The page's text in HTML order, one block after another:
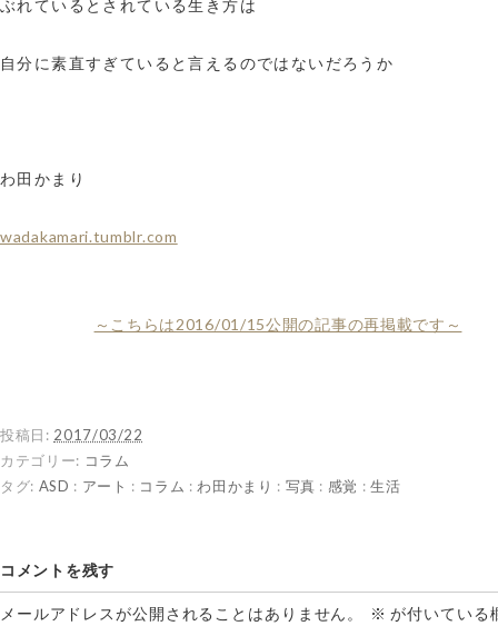
ぶれているとされている生き方は
自分に素直すぎていると言えるのではないだろうか
わ田かまり
wadakamari.tumblr.com
～こちらは2016/01/15公開の記事の再掲載です～
投稿日: 2017/03/22
カテゴリー: コラム
タグ: ASD : アート : コラム : わ田かまり : 写真 : 感覚 :生活
コメントを残す
メールアドレスが公開されることはありません。 ※ が付いている